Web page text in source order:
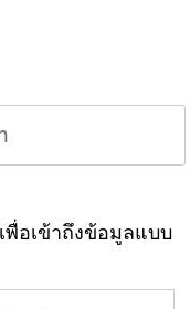
อเข้าถึงข้อมูลแบบ